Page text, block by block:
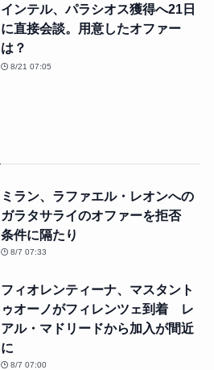
インテル、パラシオス獲得へ21日
に直接会談。用意したオファー
は？
8/21 07:05
ミラン、ラファエル・レオンへの
ガラタサライのオファーを拒否
条件に隔たり
8/7 07:33
フィオレンティーナ、マスタント
ゥオーノがフィレンツェ到着 レ
アル・マドリードから加入が間近
に
8/7 07:00